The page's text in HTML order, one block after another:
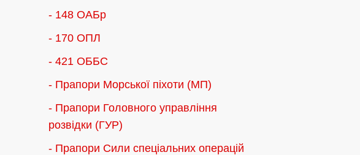
- 148 ОАБр
- 170 ОПЛ
- 421 ОББС
- Прапори Морської піхоти (МП)
- Прапори Головного управління
розвідки (ГУР)
- Прапори Сили спеціальних операцій